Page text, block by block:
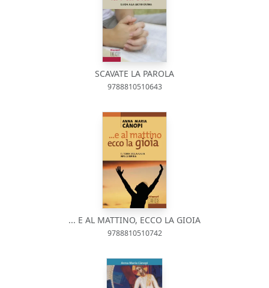
SCAVATE LA PAROLA
9788810510643
... E AL MATTINO, ECCO LA GIOIA
9788810510742